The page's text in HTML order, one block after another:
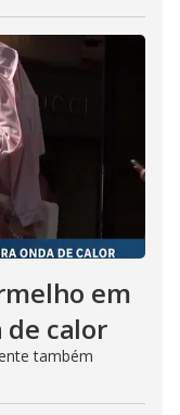
em
de calor
também